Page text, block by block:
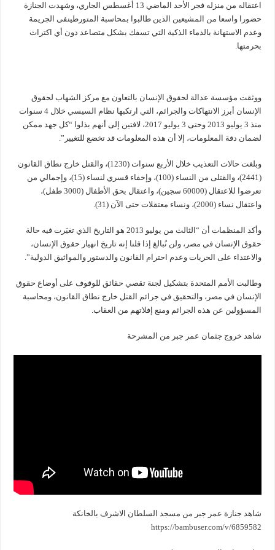
اعتقاله من منزله فجر الأحد الماضي 13 أغسطس الجاري، وشهدت الجنازة
حضورا واسعا من المشيعين الذين طالبوا بمحاسبة المتورطينفى الجريمة
وعدم الاستهانة بالدماء الذكية التي تسفك بشكل متصاعد دون أي اكتراث
بحرمتها.
ووثقت مؤسسة عدالة لحقوق الإنسان بالتعاون مع مركز الشهاب لحقوق
الإنسان أبرز الانتهاكات والجرائم، التي ارتكبها نظام السيسي خلال 4 سنوات
منذ 3 يوليو 2013 وحتى 3 يوليو 2017، لافتين إلى أنهم بذلوا “كل جهد ممكن
لضمان دقة المعلومات، إلا أن هذه المعلومات قد تخضع للتغيير”.
وبلغت حالات التعذيب خلال الأربع سنوات (1230)، والقتل خارج نطاق القانون
(2441)، والقتلى من النساء (100)، وإخفاء قسري لنساء (15)، وإجمالي من
تعرضوا للاعتقال (60000 سجين)، واعتقال بحق الأطفال (3000 طفل)،
واعتقال نساء (2000)، ونساء معتقلات حتى الآن (31).
وأكد المنظمات أن “الثالث من يوليو 2013 هو التاريخ الذي تغيَرت فيه حالة
حقوق الإنسان في مصر، ولن نُبالغ إذا قلنا إنه تاريخ انهيار حقوق الإنسان،
والاعتداء على الحريات وعدم احترام القانون والدستور والمواثيق الدولية”.
وطالبت الأمم المتحدة بتشكيل لجنة تقصي حقائق للوقوف على أوضاع حقوق
الإنسان في مصر، والتحقيق في جرائم القتل خارج نطاق القانون، ومحاسبة
المسؤولين عن هذه الجرائم ومنع إفلاتهم من العقاب.
شاهد خروج جثمان عمر جبر من المشرحة
شاهد جنازة عمر جبر من مسجد السلطان الاشرف بالخانكة
https://bambuser.com/v/6859582